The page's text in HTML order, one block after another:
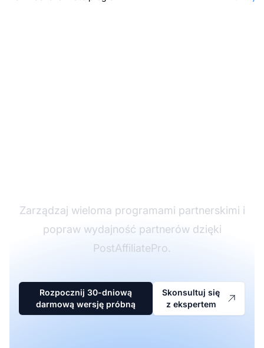
Zarządzaj wieloma programami partnerskimi i
popraw wydajność partnerów dzięki
PostAffiliatePro.
Rozpocznij 30-dniową
darmową wersję próbną
Skonsultuj się
z ekspertem